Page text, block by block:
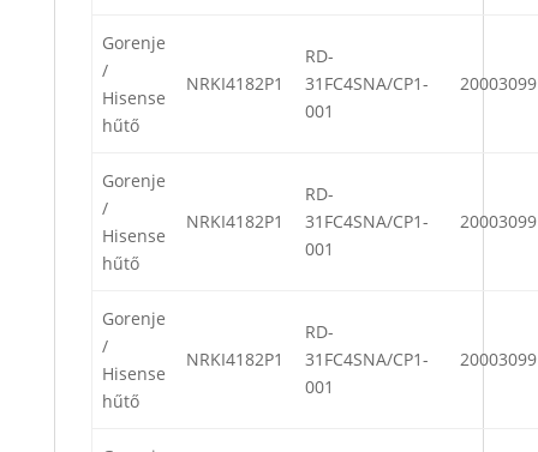
Gorenje
/
Hisense
hűtő
NRKI4182P1
RD-
31FC4SNA/CP1-
001
20003099
Gorenje
/
Hisense
hűtő
NRKI4182P1
RD-
31FC4SNA/CP1-
001
20003099
Gorenje
/
Hisense
hűtő
NRKI4182P1
RD-
31FC4SNA/CP1-
001
20003099